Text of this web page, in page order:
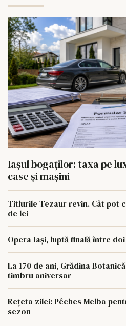
Iașul bogaților: taxa pe
case și mașini
Titlurile Tezaur revin. Cât pot
de lei
Opera Iași, luptă finală între
La 170 de ani, Grădina
timbru aniversar
Rețeta zilei: Pêches Melba
sezon